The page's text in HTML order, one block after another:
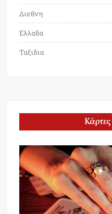
Διεθνη
Ελλαδα
Ταξιδια